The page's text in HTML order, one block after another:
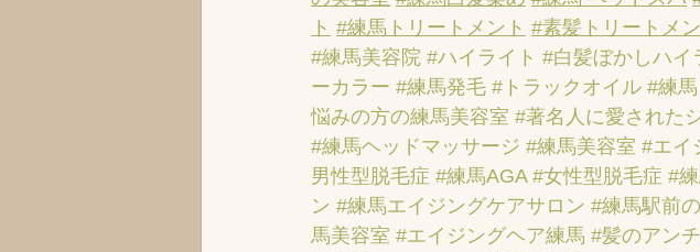
ト #練馬トリートメント #素髪トリートメ
#練馬美容院 #ハイライト #白髪ぼかしハイ
ーカラー #練馬発毛 #トラックオイル #練
悩みの方の練馬美容室 #著名人に愛された
#練馬ヘッドマッサージ #練馬美容室 #エイ
男性型脱毛症 #練馬AGA #女性型脱毛症 #
ン #練馬エイジングケアサロン #練馬駅前
馬美容室 #エイジングヘア練馬 #髪のアン